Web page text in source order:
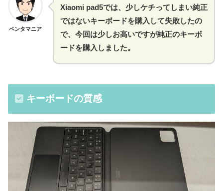
ペンタマニア
Xiaomi pad5では、少しケチってしまい純正
ではないキーボードを購入して失敗したの
で、今回は少しお高いですが純正のキーボ
ードを購入しました。
キーボードの質感